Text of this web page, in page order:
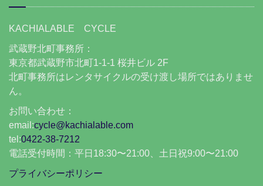
KACHIALABLE CYCLE
武蔵野北町事務所：
東京都武蔵野市北町1-1-1 桜井ビル 2F
北町事務所はレンタサイクルの受け渡し場所ではありませ
ん。
お問い合わせ：
email:cycle@kachialable.com
tel:0422-38-7212
電話受付時間：平日18:30〜21:00、土日祝9:00〜21:00
プライバシーポリシー